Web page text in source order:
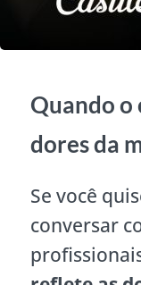
Quando o
dores da
Se você
conversar